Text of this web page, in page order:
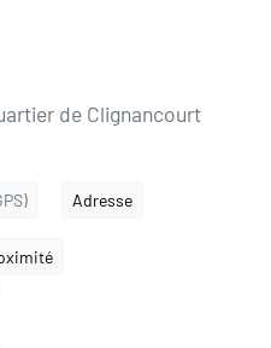
de Clignancourt
Adresse